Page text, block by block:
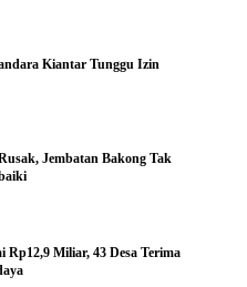
Kiantar Tunggu Izin
Jembatan Bakong Tak
Rp12,9 Miliar, 43 Desa Terima